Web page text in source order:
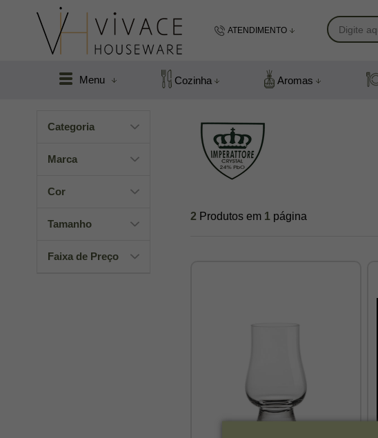
ATENDIMENTO
(48) 991831408
Menu Cozinha Aromas
Categoria
Marca
Cor
Tamanho
Faixa de Preço
2 Produtos em 1 página